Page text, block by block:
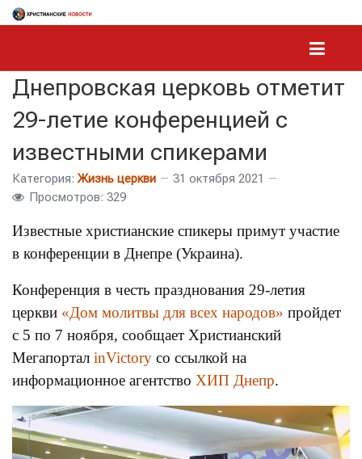
Днепровская церковь отметит
29-летие конференцией с
известными спикерами
Категория: Жизнь церкви
31 октября 2021
Просмотров: 329
Известные христианские спикеры примут участие
в конференции в Днепре (Украина).
Конференция в честь празднования 29-летия
церкви «Дом молитвы для всех народов» пройдет
с 5 по 7 ноября, сообщает Христианский
Мегапортал inVictory со ссылкой на
информационное агентство ХИП Днепр.